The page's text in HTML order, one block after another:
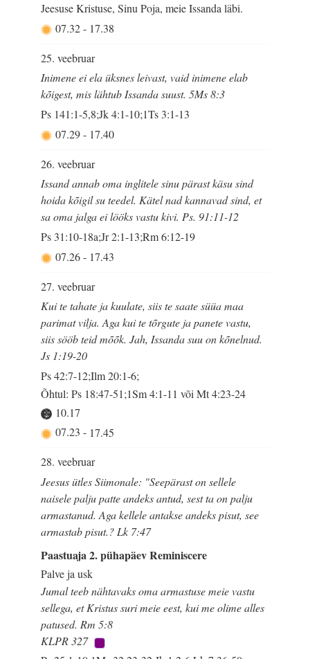
Jeesuse Kristuse, Sinu Poja, meie Issanda läbi.
07.32- 17.38
25. veebruar
Inimene ei ela üksnes leivast, vaid inimene elab
kõigest, mis lähtub Issanda suust. 5Ms 8:3
Ps 141:1-5,8;Jk 4:1-10;1Ts 3:1-13
07.29- 17.40
26. veebruar
Issand annab oma inglitele sinu pärast käsu sind
hoida kõigil su teedel. Kätel nad kannavad sind, et
sa oma jalga ei lööks vastu kivi. Ps. 91:11-12
Ps 31:10-18a;Jr 2:1-13;Rm 6:12-19
07.26- 17.43
27. veebruar
Kui te tahate ja kuulate, siis te saate süüa maa
parimat vilja. Aga kui te tõrgute ja panete vastu,
siis sööb teid mõõk. Jah, Issanda suu on kõnelnud.
Js 1:19-20
Ps 42:7-12;Ilm 20:1-6;
Õhtul: Ps 18:47-51;1Sm 4:1-11 või Mt 4:23-24
10.17
07.23- 17.45
28. veebruar
Jeesus ütles Siimonale: "Seepärast on sellele
naisele palju patte andeks antud, sest ta on palju
armastanud. Aga kellele antakse andeks pisut, see
armastab pisut.? Lk 7:47
Paastuaja 2. pühapäev Reminiscere
Palve ja usk
Jumal teeb nähtavaks oma armastuse meie vastu
sellega, et Kristus suri meie eest, kui me olime alles
patused. Rm 5:8
KLPR 327